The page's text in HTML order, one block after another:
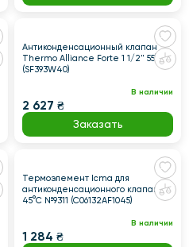
Антиконденсационный клапан
Thermo Alliance Forte 1 1/2" 55°C
(SF393W40)
В наличии
2 627 ₴
Заказать
Термоэлемент Icma для
антиконденсационного клапана
45°C №9311 (C06132AF1045)
В наличии
1 284 ₴